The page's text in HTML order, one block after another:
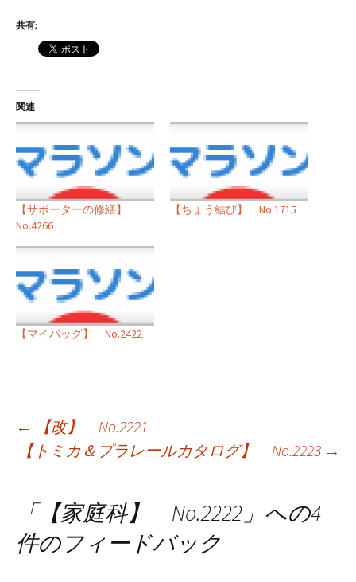
共有:
関連
【サポーターの修繕】
No.4266
【ちょう結び】 No.1715
【マイバッグ】 No.2422
投
ゲ
←
【改】 No.2221
【トミカ＆プラレールカタログ】 No.2223 →
「【家庭科】 No.2222 」への4
件のフィードバック